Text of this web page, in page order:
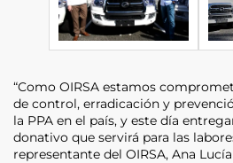
“Como OIRSA estamos
de control, erradicación y
la PPA en el país, y este día
donativo que servirá para las
representante del OIRSA, Ana